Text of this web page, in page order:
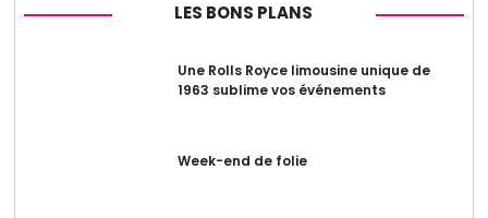
LES BONS PLANS
Une Rolls Royce limousine unique de
1963 sublime vos événements
Week-end de folie